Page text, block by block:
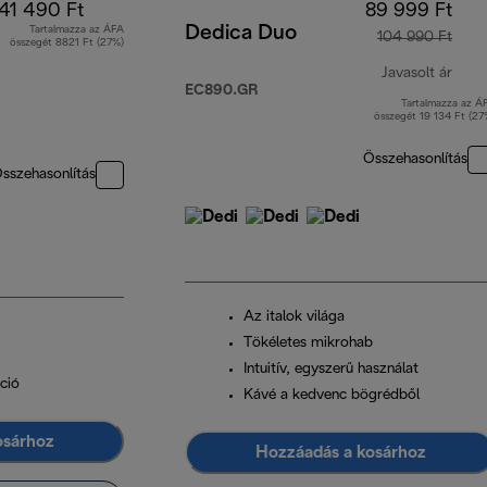
490 Ft
Tartalmazza az ÁFA
összegét 8821 Ft (27%)
Dedica Duo
EC890.GR
89 999 Ft
104 990 Ft
Javasolt ár
Tartalmazza az
összegét 19 134 Ft
Összehasonlítás
Az italok világa
Tökéletes mikrohab
Intuitív, egyszerű használat
Kávé a kedvenc bögrédből
Hozzáadás a kosárhoz